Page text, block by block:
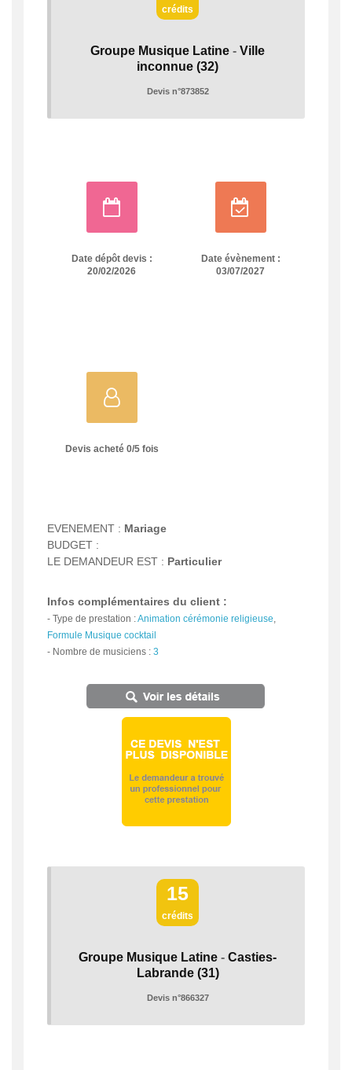
crédits
Groupe Musique Latine - Ville
inconnue (32)
Devis n°873852
Date dépôt devis :
20/02/2026
Date évènement :
03/07/2027
Devis acheté 0/5fois
EVENEMENT : Mariage
BUDGET :
LE DEMANDEUR EST : Particulier
Infos complémentaires du client :
- Type de prestation :Animation cérémonie religieuse
Formule Musique cocktail
- Nombre de musiciens : 3
15
crédits
Groupe Musique Latine - Casties-
Labrande (31)
Devis n°866327